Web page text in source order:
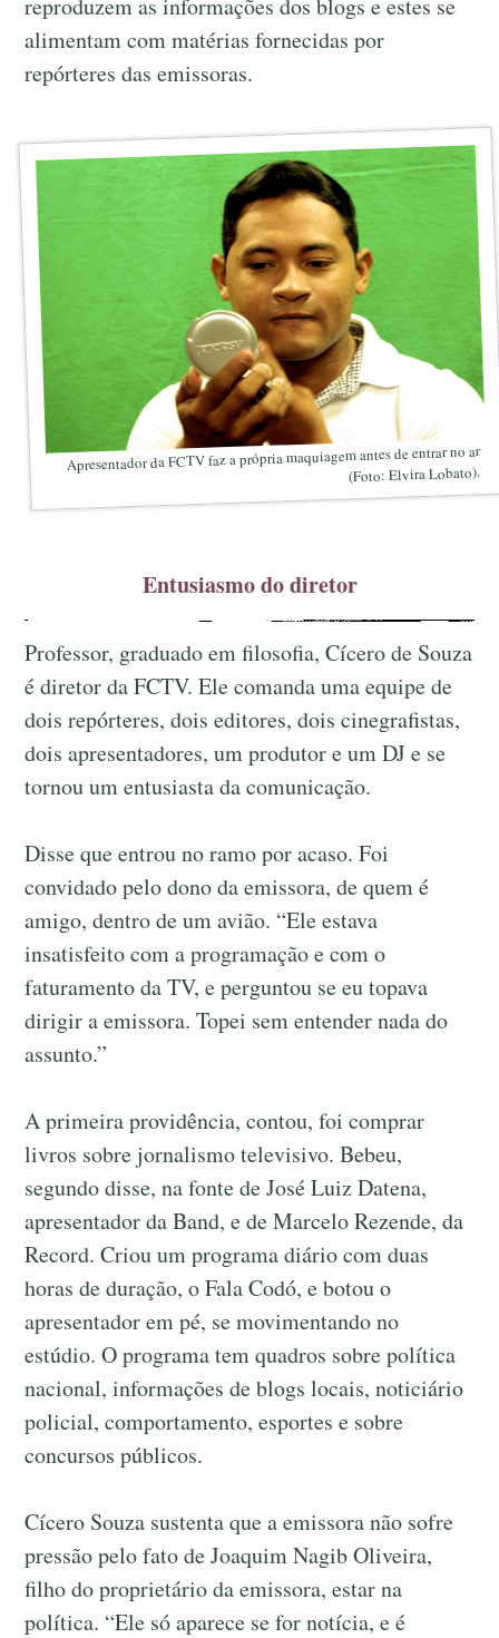
reproduzem as informações dos blogs e estes se
alimentam com matérias fornecidas por
repórteres das emissoras.
Apresentador da FCTV faz a própria maquiagem antes de entrar no ar
(Foto: Elvira Lobato).
Entusiasmo do diretor
Professor, graduado em filosofia, Cícero de Souza
é diretor da FCTV. Ele comanda uma equipe de
dois repórteres, dois editores, dois cinegrafistas,
dois apresentadores, um produtor e um DJ e se
tornou um entusiasta da comunicação.
Disse que entrou no ramo por acaso. Foi
convidado pelo dono da emissora, de quem é
amigo, dentro de um avião. “Ele estava
insatisfeito com a programação e com o
faturamento da TV, e perguntou se eu topava
dirigir a emissora. Topei sem entender nada do
assunto.”
A primeira providência, contou, foi comprar
livros sobre jornalismo televisivo. Bebeu,
segundo disse, na fonte de José Luiz Datena,
apresentador da Band, e de Marcelo Rezende, da
Record. Criou um programa diário com duas
horas de duração, o Fala Codó, e botou o
apresentador em pé, se movimentando no
estúdio. O programa tem quadros sobre política
nacional, informações de blogs locais, noticiário
policial, comportamento, esportes e sobre
concursos públicos.
Cícero Souza sustenta que a emissora não sofre
pressão pelo fato de Joaquim Nagib Oliveira,
filho do proprietário da emissora, estar na
política. “Ele só aparece se for notícia, e é